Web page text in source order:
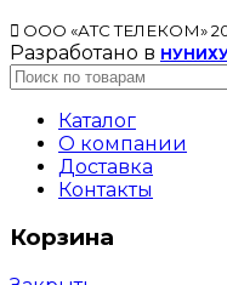
ООО «АТС ТЕЛЕКОМ»
Разработано в
Каталог
О компании
Доставка
Контакты
Корзина